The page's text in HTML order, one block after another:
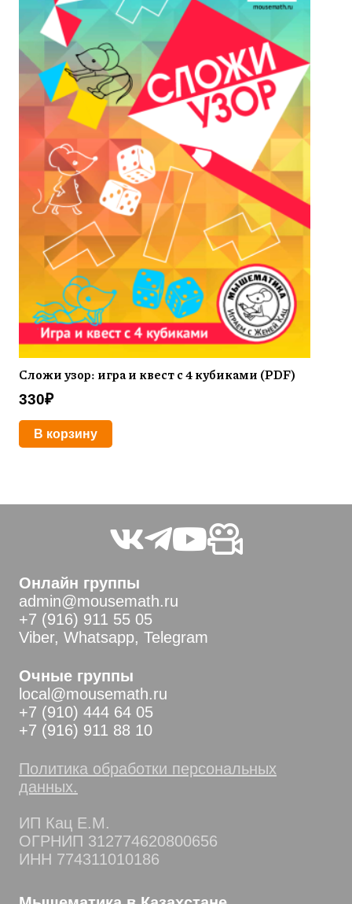
Сложи узор: игра и квест с 4 кубиками (PDF)
330₽
В корзину
Онлайн группы
admin@mousemath.ru
+7 (916) 911 55 05
Viber, Whatsapp, Telegram
Очные группы
local@mousemath.ru
+7 (910) 444 64 05
+7 (916) 911 88 10
Политика обработки персональных
данных.
ИП Кац Е.М.
ОГРНИП 312774620800656
ИНН 774311010186